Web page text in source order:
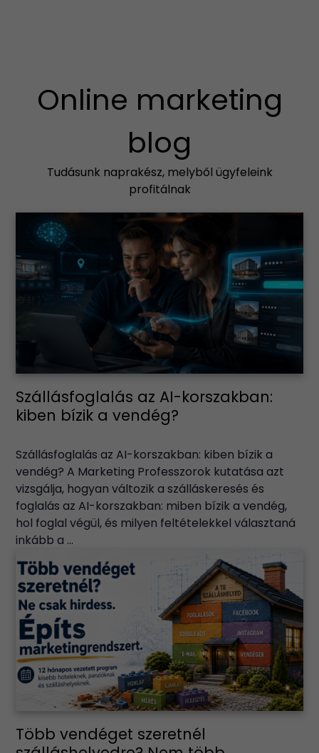
Online marketing
blog
Tudásunk naprakész, melyből ügyfeleink
profitálnak
Szállásfoglalás az AI-korszakban:
kiben bízik a vendég?
Szállásfoglalás az AI-korszakban: kiben bízik a
vendég? A Marketing Professzorok kutatása azt
vizsgálja, hogyan változik a szálláskeresés és
foglalás az AI-korszakban: miben bízik a vendég,
hol foglal végül, és milyen feltételekkel választaná
inkább a ...
Több vendéget szeretnél